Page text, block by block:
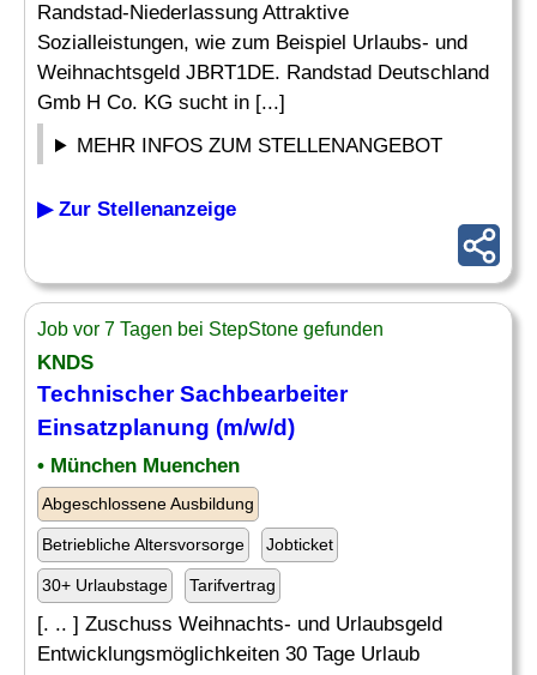
Randstad-Niederlassung Attraktive
Sozialleistungen, wie zum Beispiel Urlaubs- und
Weihnachtsgeld JBRT1DE. Randstad Deutschland
Gmb H Co. KG sucht in [...]
MEHR INFOS ZUM STELLENANGEBOT
▶ Zur Stellenanzeige
Job vor 7 Tagen bei StepStone gefunden
KNDS
Technischer Sachbearbeiter
Einsatzplanung (m/w/d)
• München Muenchen
Abgeschlossene Ausbildung
Betriebliche Altersvorsorge Jobticket
30+ Urlaubstage Tarifvertrag
[. .. ] Zuschuss Weihnachts- und Urlaubsgeld
Entwicklungsmöglichkeiten 30 Tage Urlaub